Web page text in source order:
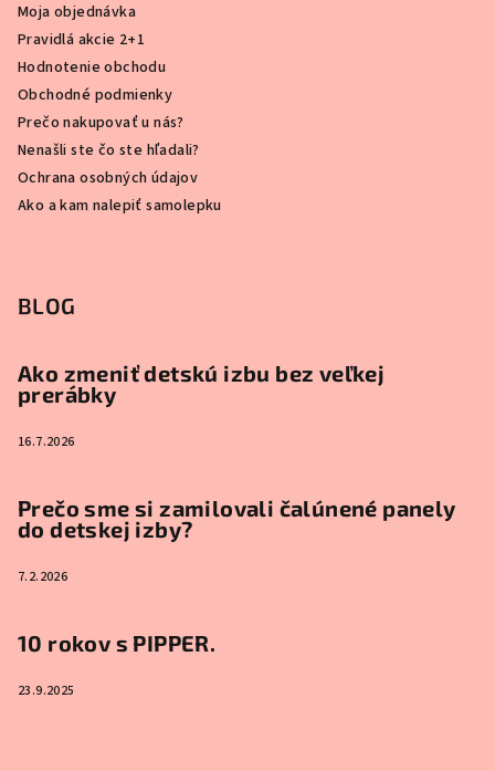
Moja objednávka
Pravidlá akcie 2+1
Hodnotenie obchodu
Obchodné podmienky
Prečo nakupovať u nás?
Nenašli ste čo ste hľadali?
Ochrana osobných údajov
Ako a kam nalepiť samolepku
BLOG
Ako zmeniť detskú izbu bez veľkej
prerábky
16.7.2026
Prečo sme si zamilovali čalúnené panely
do detskej izby?
7.2.2026
10 rokov s PIPPER.
23.9.2025